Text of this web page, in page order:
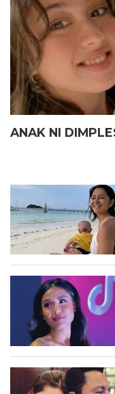
ANAK NI